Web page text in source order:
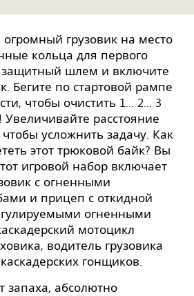
огромный грузовик на место
кольца для первого
защитный шлем и включите
Бегите по стартовой рампе
чтобы очистить 1... 2... 3
расстояние
усложнить задачу. Как
этот трюковой байк? Вы
игровой набор включает
с огненными
и прицеп с откидной
огненными
мотоцикл
водитель грузовика
гонщиков.
запаха, абсолютно